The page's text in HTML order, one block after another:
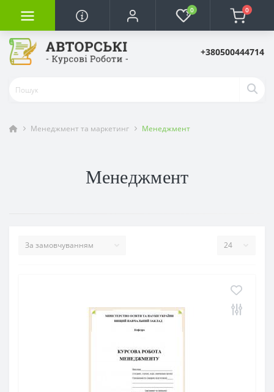
0 0
+380500444714
Менеджмент та маркетинг Менеджмент
Менеджмент